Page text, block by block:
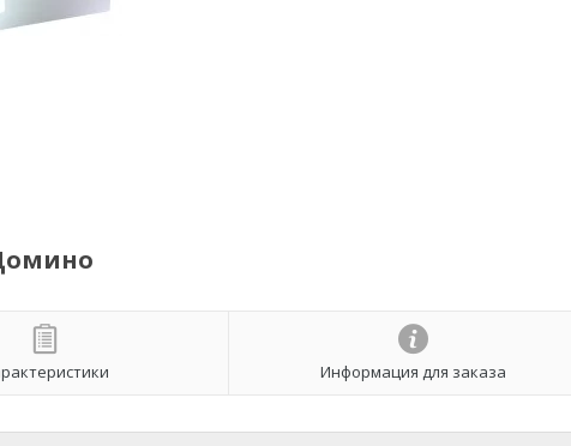
Информация для заказа